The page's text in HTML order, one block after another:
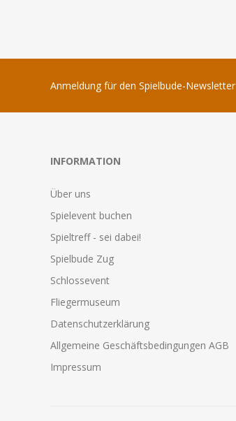
Anmeldung für den Spielbude-Newsletter
INFORMATION
Über uns
Spielevent buchen
Spieltreff - sei dabei!
Spielbude Zug
Schlossevent
Fliegermuseum
Datenschutzerklärung
Allgemeine Geschäftsbedingungen AGB
Impressum